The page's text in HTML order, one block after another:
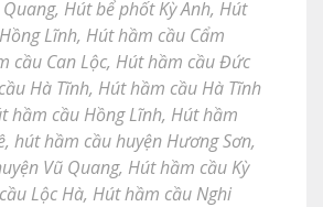
, Hút bể phốt Kỳ Anh, Hút
Lĩnh, Hút hầm cầu Cẩm
cầu Can Lộc, Hút hầm cầu Đức
Hà Tĩnh, Hút hầm cầu Hà Tĩnh
hầm cầu Hồng Lĩnh, Hút hầm
, hút hầm cầu huyện Hương Sơn,
Vũ Quang, Hút hầm cầu Kỳ
Lộc Hà, Hút hầm cầu Nghi